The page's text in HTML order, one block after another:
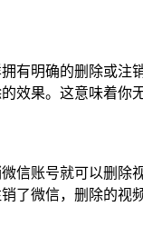
有明确的删除或注
效果。这意味着你
信账号就可以删除
了微信，删除的视